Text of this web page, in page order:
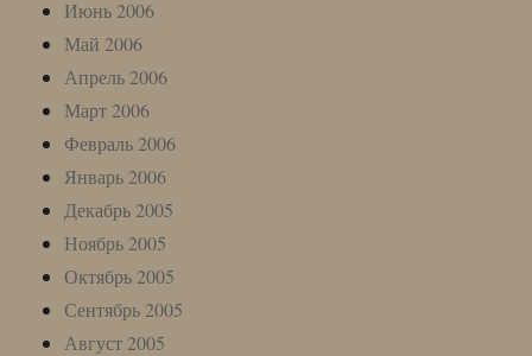
Июнь 2006
Май 2006
Апрель 2006
Март 2006
Февраль 2006
Январь 2006
Декабрь 2005
Ноябрь 2005
Октябрь 2005
Сентябрь 2005
Август 2005